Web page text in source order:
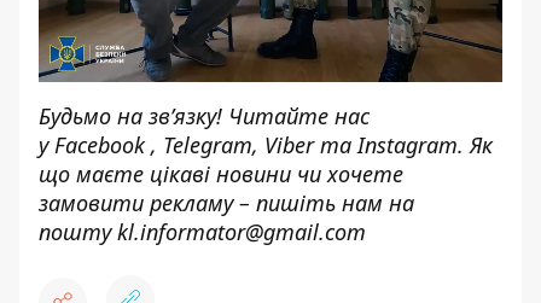
Будьмо на зв’язку! Читайте нас
уFacebook, Telegram, ViberтаInstagram. Як
що маєте цікаві новини чи хочете
замовити рекламу – пишіть нам на
поштуkl.informator@gmail.com